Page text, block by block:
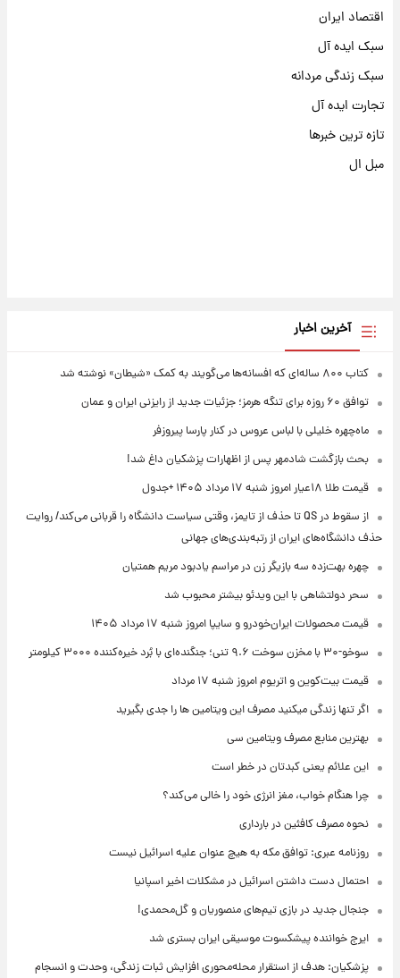
اقتصاد ایران
سبک ایده آل
سبک زندگی مردانه
تجارت ایده آل
تازه ترین خبرها
مبل ال
آخرین اخبار
کتاب ۸۰۰ ساله‌ای که افسانه‌ها می‌گویند به کمک «شیطان» نوشته شد
توافق ۶۰ روزه برای تنگه هرمز؛ جزئیات جدید از رایزنی ایران و عمان
ماه‌چهره خلیلی با لباس عروس در کنار پارسا پیروزفر
بحث بازگشت شادمهر پس از اظهارات پزشکیان داغ شد!
قیمت طلا ۱۸عیار امروز شنبه ۱۷ مرداد ۱۴۰۵ +جدول
از سقوط در QS تا حذف از تایمز، وقتی سیاست دانشگاه را قربانی می‌کند/ روایت
حذف دانشگاه‌های ایران از رتبه‌بندی‌های جهانی
چهره بهت‌زده سه بازیگر زن در مراسم یادبود مریم همتیان
سحر دولتشاهی با این ویدئو بیشتر محبوب شد
قیمت محصولات ایران‌خودرو و سایپا امروز شنبه ۱۷ مرداد ۱۴۰۵
سوخو-۳۰ با مخزن سوخت ۹.۶ تنی؛ جنگنده‌ای با بُرد خیره‌کننده ۳۰۰۰ کیلومتر
قیمت بیت‌کوین و اتریوم امروز شنبه ۱۷ مرداد
اگر تنها زندگی میکنید مصرف این ویتامین ها را جدی بگیرید
بهترین منابع مصرف ویتامین سی
این علائم یعنی کبدتان در خطر است
چرا هنگام خواب، مغز انرژی خود را خالی می‌کند؟
نحوه مصرف کافئین در بارداری
روزنامه عبری: توافق مکه به هیچ عنوان علیه اسرائیل نیست
احتمال دست داشتن اسرائیل در مشکلات اخیر اسپانیا
جنجال جدید در بازی تیم‌های منصوریان و گل‌محمدی!
ایرج خواننده پیشکسوت موسیقی ایران بستری شد
پزشکیان: هدف از استقرار محله‌محوری افزایش ثبات زندگی، وحدت و انسجام